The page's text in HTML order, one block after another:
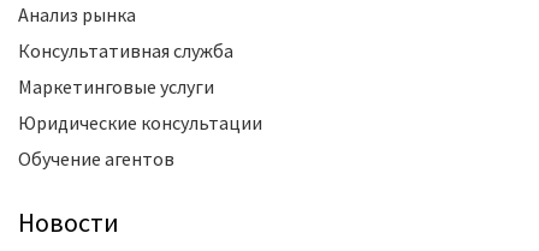
Анализ рынка
Консультативная служба
Маркетинговые услуги
Юридические консультации
Обучение агентов
Новости